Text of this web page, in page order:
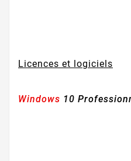
Licences et logiciels
Windows 10